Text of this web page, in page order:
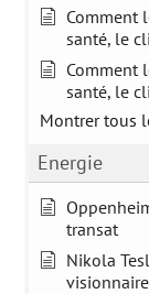
Comment
santé, le
Comment
santé, le
Montrer tous
Energie
transat
Nikola
visionnaire